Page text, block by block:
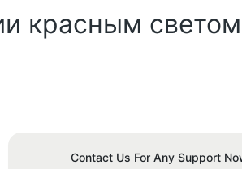
красным
Contact Us For Any Support